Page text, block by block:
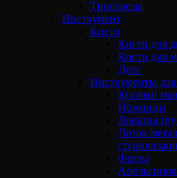
Типсорезы
Инструмент
Кисти
Кисти для
Кисти для
Дотс
Инструменты
Кусачки
Ножницы
Лопатка
Лоток
Фрезы